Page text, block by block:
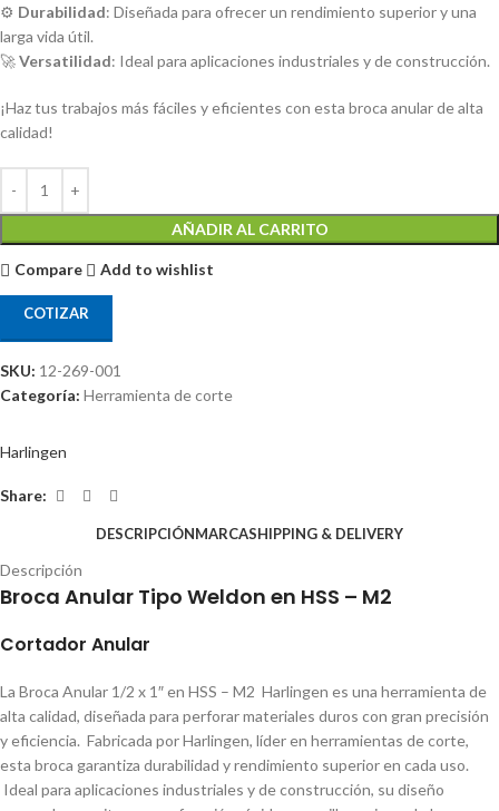
⚙️ Durabilidad: Diseñada para ofrecer un rendimiento superior y una
larga vida útil.
🚀Versatilidad: Ideal para aplicaciones industriales y de construcción.
¡Haz tus trabajos más fáciles y eficientes con esta broca anular de alta
calidad!
AÑADIR AL CARRITO
Compare Add to wishlist
COTIZAR
SKU: 12-269-001
Categoría: Herramienta de corte
Harlingen
Share:
DESCRIPCIÓNMARCASHIPPING & DELIVERY
Descripción
Broca Anular Tipo Weldon en HSS – M2
Cortador Anular
La Broca Anular 1/2 x 1″ en HSS – M2 Harlingen es una herramienta de
alta calidad, diseñada para perforar materiales duros con gran precisión
y eficiencia. Fabricada por Harlingen, líder en herramientas de corte,
esta broca garantiza durabilidad y rendimiento superior en cada uso.
Ideal para aplicaciones industriales y de construcción, su diseño